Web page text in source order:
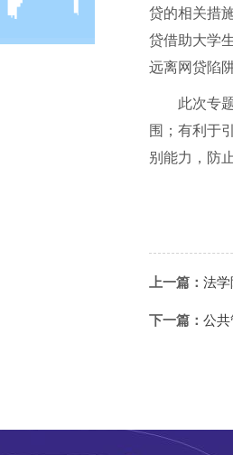
贷的相关措
贷借助大学
远离网贷陷
此次专
围；有利于
别能力，防
上一篇： 法
下一篇： 公